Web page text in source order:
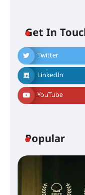
Get In
Twitter
LinkedIn
YouTube
Popular